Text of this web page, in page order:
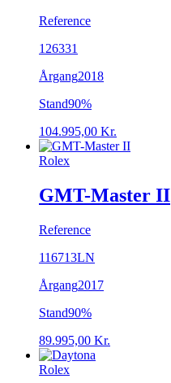
Reference
126331
Årgang2018
Stand90%
104.995,00 Kr.
Rolex
GMT-Master II
Reference
116713LN
Årgang2017
Stand90%
89.995,00 Kr.
Rolex